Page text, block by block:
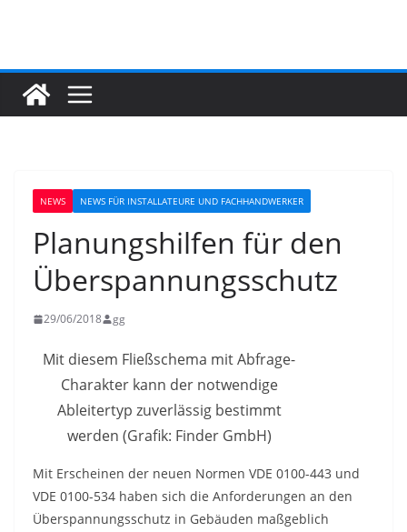
NEWS NEWS FÜR INSTALLATEURE UND FACHHANDWERKER
Planungshilfen für den
Überspannungsschutz
29/06/2018 gg
Mit diesem Fließschema mit Abfrage-
Charakter kann der notwendige
Ableitertyp zuverlässig bestimmt
werden (Grafik: Finder GmbH)
Mit Erscheinen der neuen Normen VDE 0100-443 und
VDE 0100-534 haben sich die Anforderungen an den
Überspannungsschutz in Gebäuden maßgeblich